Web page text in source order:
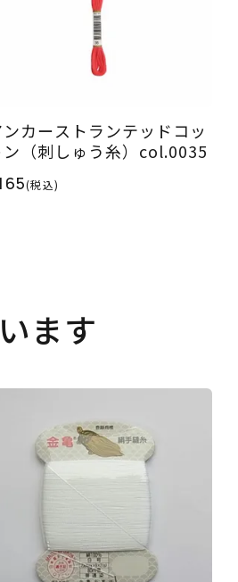
ンカーストランテッドコッ
ン（刺しゅう糸）col.0035
(税込)
ます